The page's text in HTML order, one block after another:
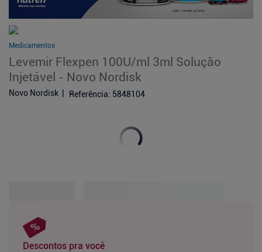
Medicamentos
Levemir Flexpen 100U/ml 3ml Solução
Injetável - Novo Nordisk
Novo Nordisk Referência: 5848104
Descontos pra você